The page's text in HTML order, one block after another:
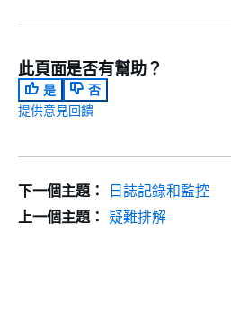
此頁面是否有幫助？
是
否
提供意見回饋
下一個主題：
日誌記錄和監控
上一個主題： 疑難排解